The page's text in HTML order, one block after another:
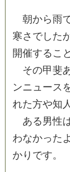
朝から雨
寒さ でした
開催するこ と
その甲斐
ンニ ュ ース
れた方や知 人
ある男性
わなかった よ
かり です。